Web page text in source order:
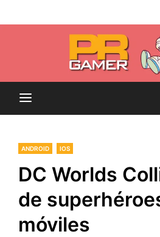
to
PR-
películas y series
ANDROID IOS
DC Worlds
de
móviles